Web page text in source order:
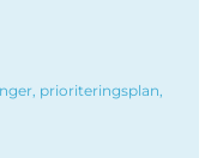
prioriteringsplan,